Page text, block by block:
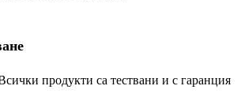
продукти са тествани и с гаранция